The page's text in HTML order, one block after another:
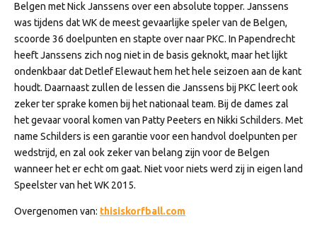
Belgen met Nick Janssens over een absolute topper. Janssens
was tijdens dat WK de meest gevaarlijke speler van de Belgen,
scoorde 36 doelpunten en stapte over naar PKC. In Papendrecht
heeft Janssens zich nog niet in de basis geknokt, maar het lijkt
ondenkbaar dat Detlef Elewaut hem het hele seizoen aan de kant
houdt. Daarnaast zullen de lessen die Janssens bij PKC leert ook
zeker ter sprake komen bij het nationaal team. Bij de dames zal
het gevaar vooral komen van Patty Peeters en Nikki Schilders. Met
name Schilders is een garantie voor een handvol doelpunten per
wedstrijd, en zal ook zeker van belang zijn voor de Belgen
wanneer het er echt om gaat. Niet voor niets werd zij in eigen land
Speelster van het WK 2015.
Overgenomen van: thisiskorfball.com